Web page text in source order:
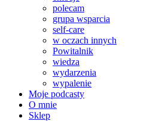
polecam
grupa wsparcia
self-care
w oczach innych
Powitalnik
wiedza
wydarzenia
wypalenie
Moje podcasty
O mnie
Sklep